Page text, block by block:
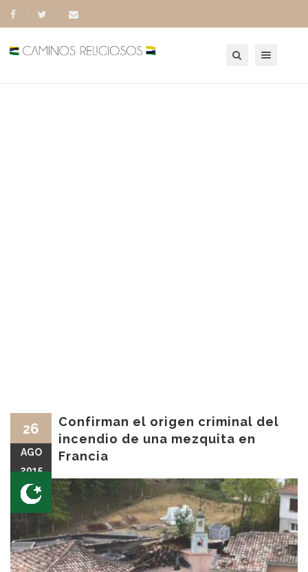
Confirman el origen criminal del
incendio de una mezquita en
Francia
26
AGO
2015